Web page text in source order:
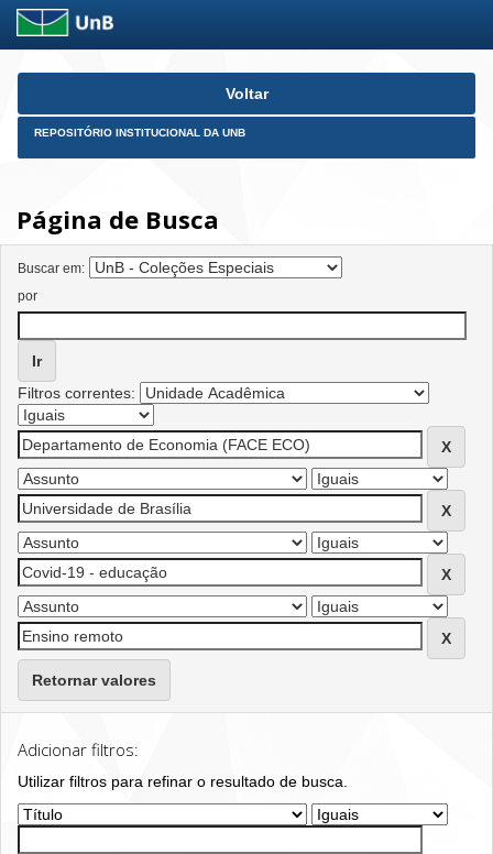
Skip
Voltar
REPOSITÓRIO INSTITUCIONAL DA UNB
Página de Busca
Buscar em:
por
Filtros correntes:
Retornar valores
Adicionar filtros:
Utilizar filtros para refinar o resultado de busca.